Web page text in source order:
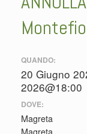
QUANDO:
20 Giugno
2026@18:00
DOVE:
Magreta
Magreta